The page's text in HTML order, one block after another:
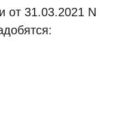
от 31.03.2021 N